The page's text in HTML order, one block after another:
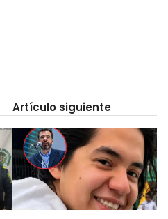
Artículo siguiente